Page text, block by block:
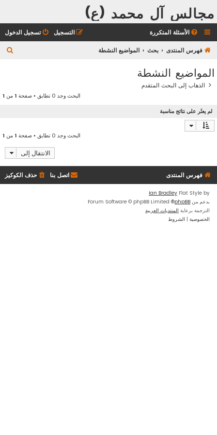
مجالس آل محمد (ع)
الأسئلة المتكررة تسجيل الدخول التسجيل
فهرس المنتدى بحث المواضيع النشطة
المواضيع النشطة
الذهاب إلى البحث المتقدم
البحث وجد 0 تطابق • صفحة 1 من 1
لم يعثَر على نتائج مناسبة
البحث وجد 0 تطابق • صفحة 1 من 1
الانتقال إلى
فهرس المنتدى حذف الكوكيز اتصل بنا
Flat Style by
Ian Bradley
بدعم من phpBB
® Forum Software © phpBB Limited
الترجمة برعاية المنتديات العربية
الخصوصية | الشروط